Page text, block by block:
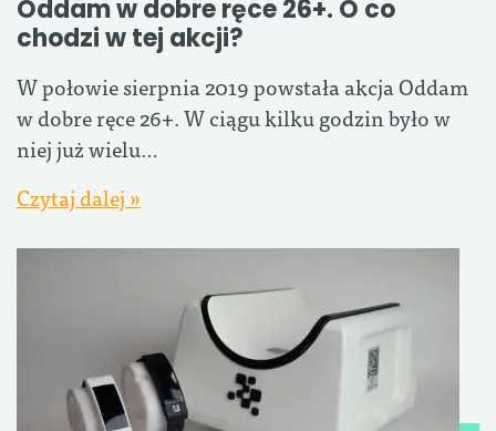
Oddam w dobre ręce 26+. O co
chodzi w tej akcji?
W połowie sierpnia 2019 powstała akcja Oddam
w dobre ręce 26+. W ciągu kilku godzin było w
niej już wielu…
Czytaj dalej »